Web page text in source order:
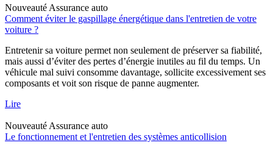
Nouveauté Assurance auto
Comment éviter le gaspillage énergétique dans l'entretien de votre
voiture ?
Entretenir sa voiture permet non seulement de préserver sa fiabilité,
mais aussi d’éviter des pertes d’énergie inutiles au fil du temps. Un
véhicule mal suivi consomme davantage, sollicite excessivement ses
composants et voit son risque de panne augmenter.
Lire
Nouveauté Assurance auto
Le fonctionnement et l'entretien des systèmes anticollision